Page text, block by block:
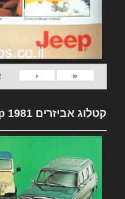
«
‹
קטלוג אביזרים 1981 Jeep